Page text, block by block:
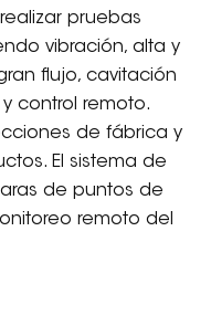
pruebas
vibración, alta y
flujo, cavitación
control remoto.
de fábrica y
El sistema de
de puntos de
remoto del